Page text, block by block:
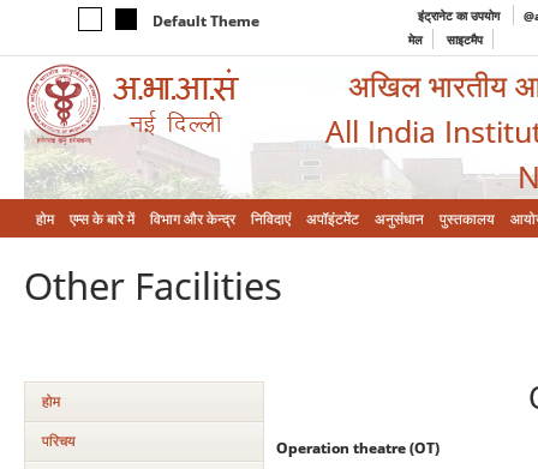
Default Theme इंट्रानेट का उपयोग
मेल
साइटमैप
अखिल भारतीय
All India
होम एम्‍स के बारे में विभाग और केन्‍द्र निविदाएं अपॉइंटमेंट अनुसंधान पुस्तकालय
Other Facilities
होम
परिचय
Operation theatre (OT)